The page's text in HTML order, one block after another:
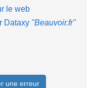
le web
Dataxy "Beauvoir.fr"
une erreur